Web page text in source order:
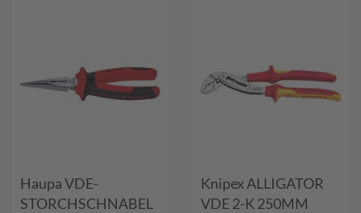
Haupa VDE-
STORCHSCHNABEL
Knipex ALLIGATOR
VDE 2-K 250MM